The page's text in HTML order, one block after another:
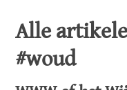
Alle
#woud